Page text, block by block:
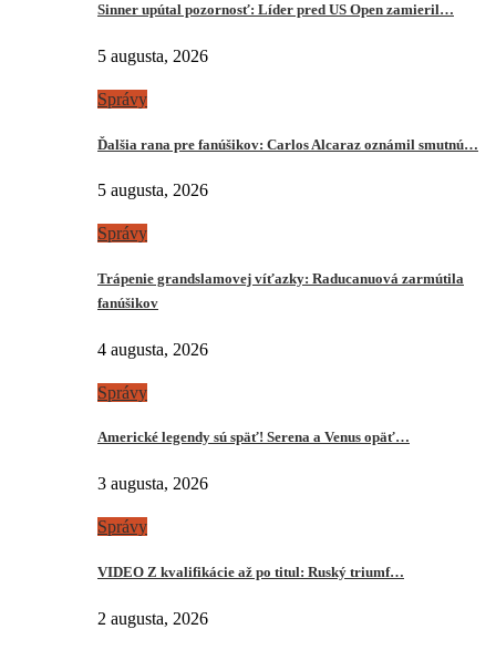
Sinner upútal pozornosť: Líder pred US Open zamieril…
5 augusta, 2026
Správy
Ďalšia rana pre fanúšikov: Carlos Alcaraz oznámil smutnú…
5 augusta, 2026
Správy
Trápenie grandslamovej víťazky: Raducanuová zarmútila
fanúšikov
4 augusta, 2026
Správy
Americké legendy sú späť! Serena a Venus opäť…
3 augusta, 2026
Správy
VIDEO Z kvalifikácie až po titul: Ruský triumf…
2 augusta, 2026